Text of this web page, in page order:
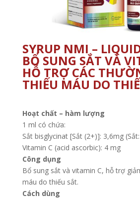
SYRUP NMI –
BỔ SUNG SẮT VÀ
HỖ TRỢ CÁC
THIẾU MÁU DO
Hoạt chất – hàm lượng
1 ml có chứa:
Sắt bisglycinat [Sắt (2+)]: 3,6mg
Vitamin C (acid ascorbic): 4 mg
Công dụng
Bổ sung sắt và vitamin C, hỗ trợ
máu do thiếu sắt.
Cách dùng